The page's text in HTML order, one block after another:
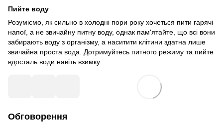
Пийте воду
Розуміємо, як сильно в холодні пори року хочеться пити гарячі
напої, а не звичайну питну воду, однак пам'ятайте, що всі вони
забирають воду з організму, а наситити клітини здатна лише
звичайна проста вода. Дотримуйтесь питного режиму та пийте
вдосталь води навіть взимку.
Обговорення